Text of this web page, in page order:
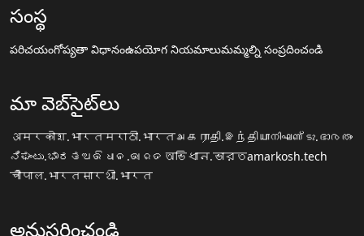
సంస్థ
పరిచయంగోప్యతా విధానంఉపయోగ నియమాలుమమ్మల్ని సంప్రదించండి
మా వెబ్‌సైట్‌లు
अमरकोश.भारतमराठी.भारतஅகராதி.இந்தியாനിഘണ്ടു.ഭാരതം
ನಿಘಂಟು.ಭಾರತ ଅଭିଧାନ.ଭାରତ অভিধান.ভারতamarkosh.tech
चौपाल.भारतसारथी.भारत
అనుసరించండి